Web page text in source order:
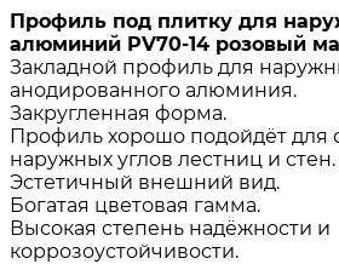
Профиль под плитку для
алюминий PV70-14 розовый
Закладной профиль для
анодированного алюминия.
Закругленная форма.
Профиль хорошо подойдёт для
наружных углов лестниц и стен.
Эстетичный внешний вид.
Богатая цветовая гамма.
Высокая степень надёжности и
коррозоустойчивости.